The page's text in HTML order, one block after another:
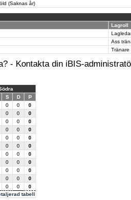
(Saknas år)
Lagroll
Ass
Tränare
- Kontakta din iBIS-
S D P
tabell
0 0
0
0 0
0
0 0
0
0 0
0
0 0
0
0 0
0
0 0
0
0 0
0
0 0
0
0 0
0
0 0 0